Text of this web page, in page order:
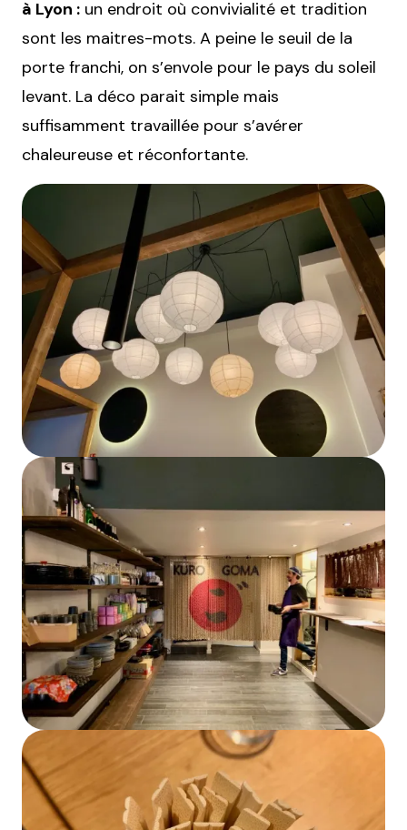
à Lyon : un endroit où convivialité et tradition
sont les maitres-mots. A peine le seuil de la
porte franchi, on s’envole pour le pays du soleil
levant. La déco parait simple mais
suffisamment travaillée pour s’avérer
chaleureuse et réconfortante.